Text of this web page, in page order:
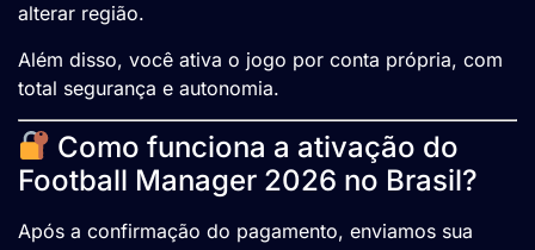
alterar região.
Além disso, você ativa o jogo por conta própria, com
total segurança e autonomia.
Como funciona a ativação do
Football Manager 2026 no Brasil?
Após a confirmação do pagamento, enviamos sua